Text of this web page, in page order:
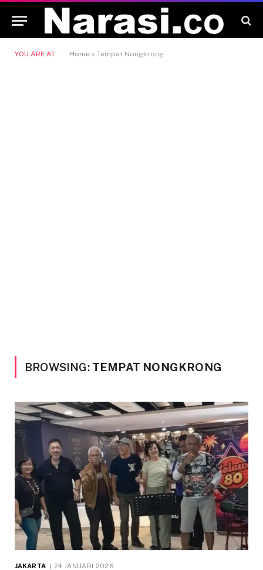
YOU ARE AT: Home » Tempat Nongkrong
BROWSING: TEMPAT NONGKRONG
JAKARTA 24 JANUARI 2026